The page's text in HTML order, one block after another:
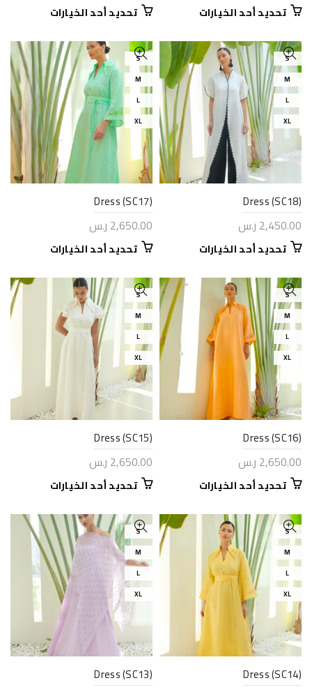
تحديد أحد الخيارات
من
الأشكال
المختلفة
لهذا
المنتج.
يمكن
اختيار
الخيارات
صفحة
تحديد أحد الخيارات
من
الأشكال
المختلفة
لهذا
المنتج.
يمكن
اختيار
الخيارات
على
صفحة
S
M
L
XL
Dress (SC18)
2,450.00 ر.س
تحديد أحد الخيارات
من
الأشكال
المختلفة
لهذا
المنتج.
يمكن
اختيار
الخيارات
صفحة
S
M
L
XL
Dress (SC17)
2,650.00 ر.س
تحديد أحد الخيارات
من
الأشكال
الخيارات
صفحة
S
M
L
XL
Dress (SC16)
2,650.00 ر.س
تحديد أحد الخيارات
من
الأشكال
المختلفة
يمكن
على
صفحة
S
M
L
XL
Dress (SC15)
2,650.00 ر.س
تحديد أحد الخيارات
من
الأشكال
المختلفة
لهذا
المنتج.
يمكن
اختيار
الخيارات
على
صفحة
S
M
L
XL
Dress (SC14)
S
M
L
XL
Dress (SC13)